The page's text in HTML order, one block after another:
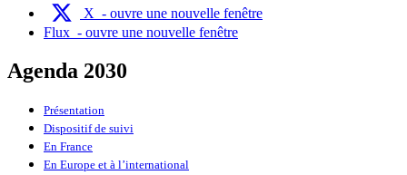
X - ouvre une nouvelle fenêtre
Flux - ouvre une nouvelle fenêtre
Agenda 2030
Présentation
Dispositif de suivi
En France
En Europe et à l’international